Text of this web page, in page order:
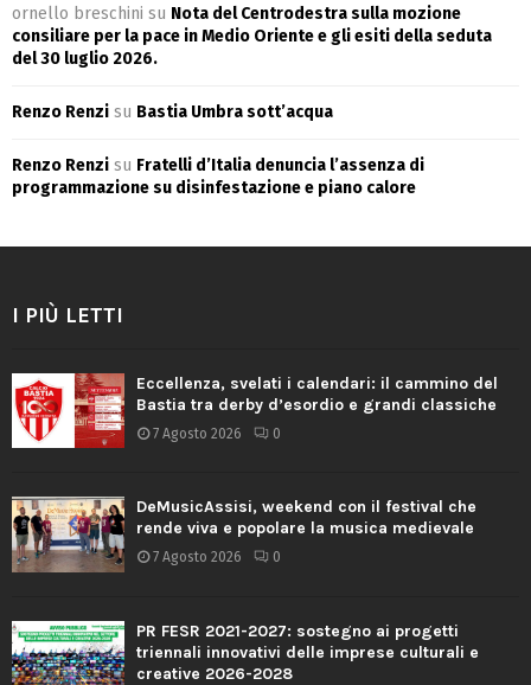
ornello breschini su Nota del Centrodestra sulla mozione
consiliare per la pace in Medio Oriente e gli esiti della seduta
del 30 luglio 2026.
Renzo Renzi su Bastia Umbra sott’acqua
Renzo Renzi su Fratelli d’Italia denuncia l’assenza di
programmazione su disinfestazione e piano calore
I PIÙ LETTI
Eccellenza, svelati i calendari: il cammino del
Bastia tra derby d’esordio e grandi classiche
7 Agosto 2026 0
DeMusicAssisi, weekend con il festival che
rende viva e popolare la musica medievale
7 Agosto 2026 0
PR FESR 2021-2027: sostegno ai progetti
triennali innovativi delle imprese culturali e
creative 2026-2028